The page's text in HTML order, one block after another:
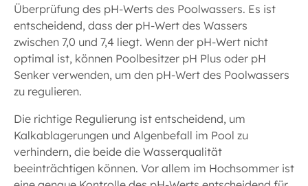
Überprüfung des pH-Werts des Poolwassers. Es ist
entscheidend, dass der pH-Wert des Wassers
zwischen 7,0 und 7,4 liegt. Wenn der pH-Wert nicht
optimal ist, können Poolbesitzer pH Plus oder pH
Senker verwenden, um den pH-Wert des Poolwassers
zu regulieren.
Die richtige Regulierung ist entscheidend, um
Kalkablagerungen und Algenbefall im Pool zu
verhindern, die beide die Wasserqualität
beeinträchtigen können. Vor allem im Hochsommer ist